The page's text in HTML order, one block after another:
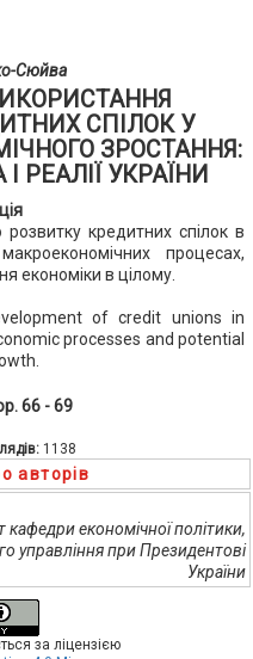
Сюйва
СПІЛОК У
ЗРОСТАННЯ:
РЕАЛІЇ УКРАЇНИ
розвитку кредитних спілок в
процесах,
економіки в цілому.
of credit unions in
processes and potential
66 - 69
1138
авторів
економічної політики,
управління при Президентові
України
за ліцензією